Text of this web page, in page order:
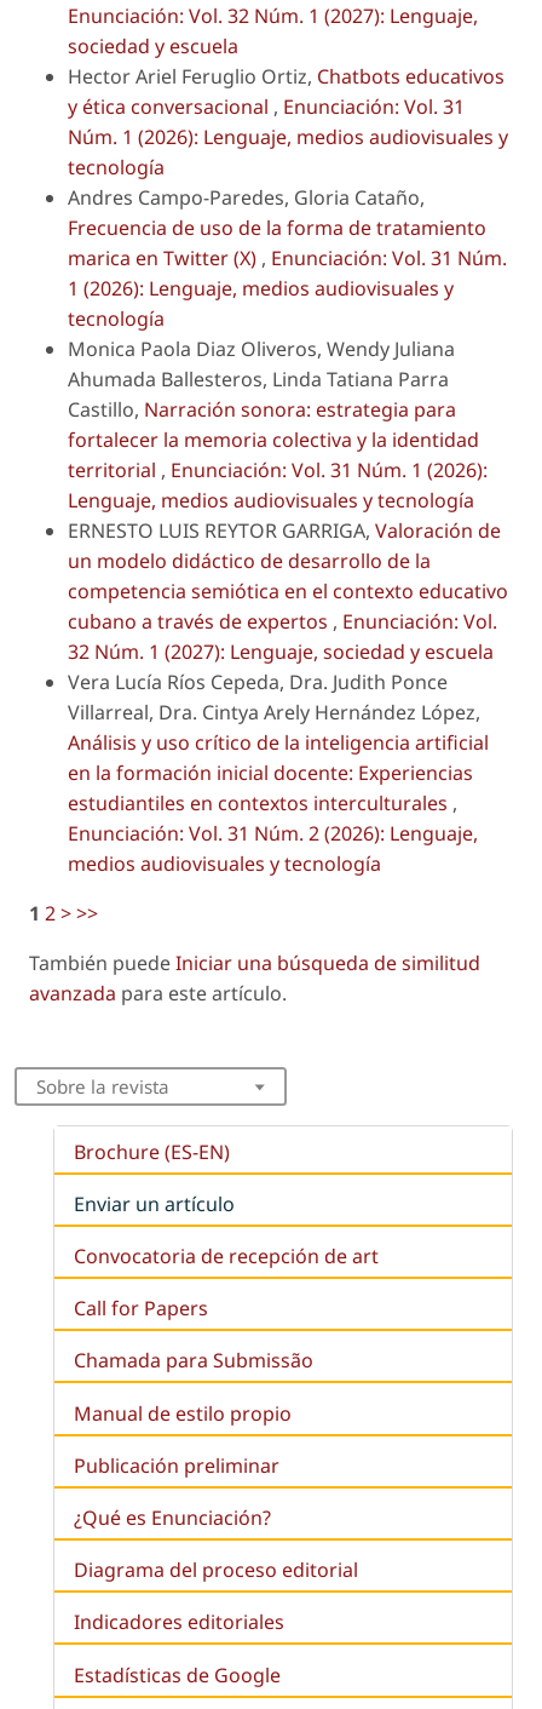
Enunciación: Vol. 32 Núm. 1 (2027): Lenguaje,
sociedad y escuela
Hector Ariel Feruglio Ortiz, Chatbots educativos
y ética conversacional , Enunciación: Vol. 31
Núm. 1 (2026): Lenguaje, medios audiovisuales y
tecnología
Andres Campo-Paredes, Gloria Cataño,
Frecuencia de uso de la forma de tratamiento
marica en Twitter (X) , Enunciación: Vol. 31 Núm.
1 (2026): Lenguaje, medios audiovisuales y
tecnología
Monica Paola Diaz Oliveros, Wendy Juliana
Ahumada Ballesteros, Linda Tatiana Parra
Castillo, Narración sonora: estrategia para
fortalecer la memoria colectiva y la identidad
territorial , Enunciación: Vol. 31 Núm. 1 (2026):
Lenguaje, medios audiovisuales y tecnología
ERNESTO LUIS REYTOR GARRIGA, Valoración de
un modelo didáctico de desarrollo de la
competencia semiótica en el contexto educativo
cubano a través de expertos , Enunciación: Vol.
32 Núm. 1 (2027): Lenguaje, sociedad y escuela
Vera Lucía Ríos Cepeda, Dra. Judith Ponce
Villarreal, Dra. Cintya Arely Hernández López,
Análisis y uso crítico de la inteligencia artificial
en la formación inicial docente: Experiencias
estudiantiles en contextos interculturales ,
Enunciación: Vol. 31 Núm. 2 (2026): Lenguaje,
medios audiovisuales y tecnología
1 2>>>
También puedeIniciar una búsqueda de similitud
avanzada para este artículo.
Sobre la revista
Brochure (ES-EN)
Enviar un artículo
Convocatoria de recepción de art
Call for Papers
Chamada para Submissão
Manual de estilo propio
Publicación preliminar
¿Qué es Enunciación?
Diagrama del proceso editorial
Indicadores editoriales
Estadísticas de Google